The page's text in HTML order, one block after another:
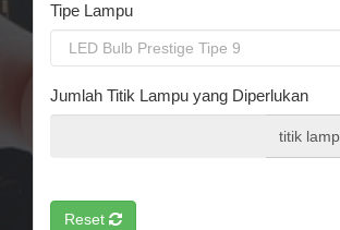
Tipe Lampu
Jumlah Titik Lampu yang Diperlukan
titik
Reset